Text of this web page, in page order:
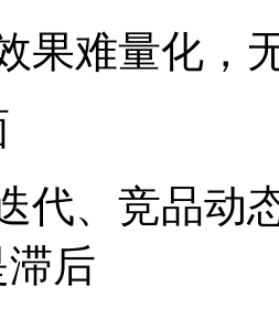
效果难量化
迭代、竞品
后